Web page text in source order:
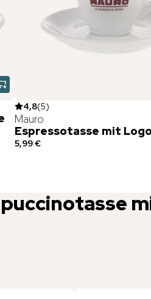
4,8(5)
Mauro
Espressotasse mit Logo
5,99 €